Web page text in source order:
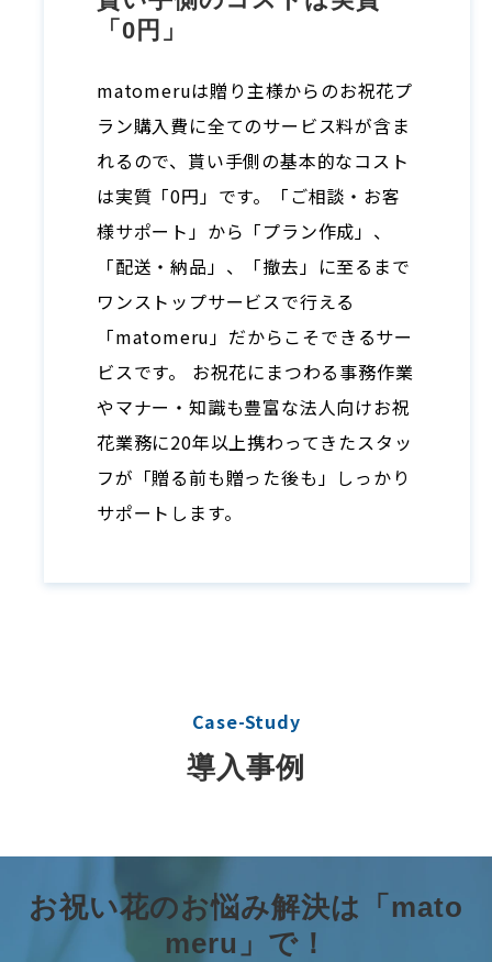
「0円」
matomeruは贈り主様からのお祝花プ
ラン購⼊費に全てのサービス料が含ま
れるので、貰い手側の基本的なコスト
は実質「0円」です。「ご相談・お客
様サポート」から「プラン作成」、
「配送・納品」、「撤去」に至るまで
ワンストップサービスで行える
「matomeru」だからこそできるサー
ビスです。 お祝花にまつわる事務作業
やマナー・知識も豊富な法⼈向けお祝
花業務に20年以上携わってきたスタッ
フが「贈る前も贈った後も」しっかり
サポートします。
Case-Study
導入事例
お祝い花のお悩み解決は「mato
meru」で！